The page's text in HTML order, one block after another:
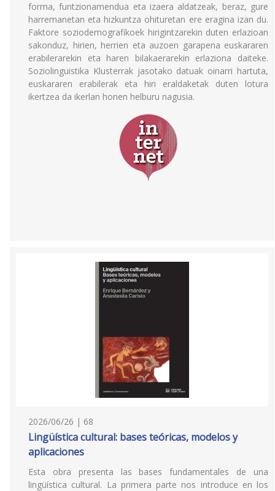
forma, funtzionamendua eta izaera aldatzeak, beraz, gure
harremanetan eta hizkuntza ohituretan ere eragina izan du.
Faktore soziodemografikoek hirigintzarekin duten erlazioan
sakonduz, hirien, herrien eta auzoen garapena euskararen
erabilerarekin eta haren bilakaerarekin erlaziona daiteke.
Soziolinguistika Klusterrak jasotako datuak oinarri hartuta,
euskararen erabilerak eta hiri eraldaketak duten lotura
ikertzea da ikerlan honen helburu nagusia.
2026/06/26 | 68
Lingüística cultural: bases teóricas, modelos y
aplicaciones
Esta obra presenta las bases fundamentales de una
lingüística cultural. La primera parte nos introduce en los